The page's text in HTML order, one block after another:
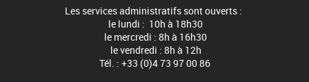
Les services administratifs sont ouverts :
le lundi : 10h à 18h30
le mercredi : 8h à 16h30
le vendredi : 8h à 12h
Tél. : +33 (0)4 73 97 00 86